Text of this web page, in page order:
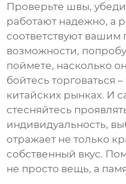
Проверьте швы,
работают надежно, а
соответствуют
возможности,
поймете, насколько
бойтесь торговаться
китайских рынках. И
стесняйтесь
индивидуальность,
отражает не только
собственный вкус.
не просто вещь, а